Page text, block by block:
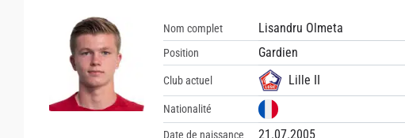
Nom complet Lisandru Olmeta
Position Gardien
Club actuel Lille II
Nationalité
Date de naissance 21.07.2005